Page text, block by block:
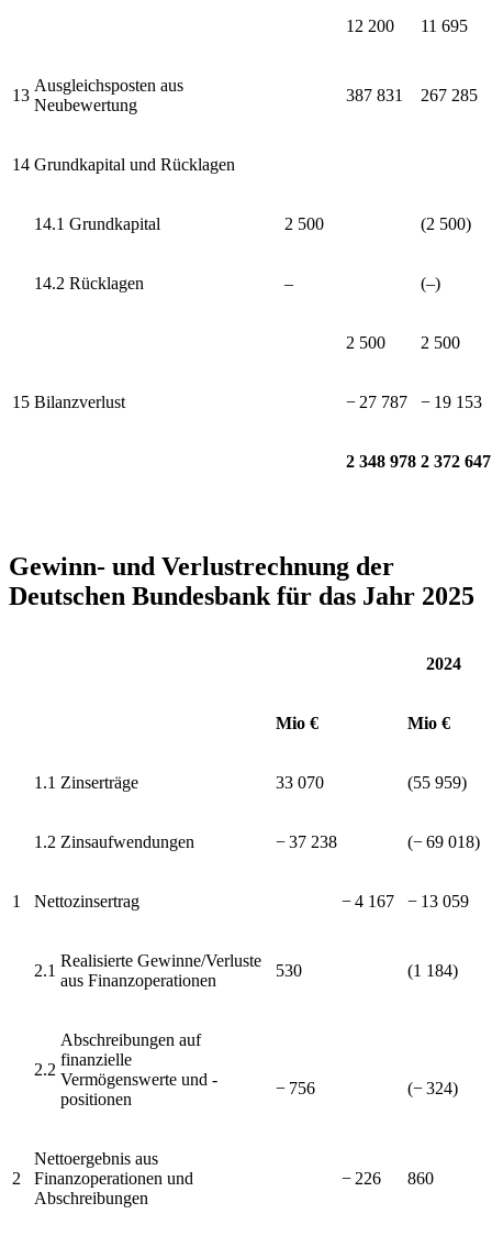
12 200 11 695
13
Ausgleichsposten aus
Neubewertung
387 831 267 285
14 Grundkapital und Rücklagen
14.1 Grundkapital 2 500 (2 500)
14.2 Rücklagen – (–)
2 500 2 500
15 Bilanzverlust −⁠ 27 787 −⁠ 19 153
2 348 978 2 372 647
Gewinn- und Verlustrechnung der
Deutschen Bundesbankfür das Jahr 2025
2024
Mio € Mio €
1.1 Zinserträge 33 070 (55 959)
1.2 Zinsaufwendungen −⁠ 37 238 (−⁠ 69 018)
1 Nettozinsertrag −⁠ 4 167 −⁠ 13 059
2.1
Realisierte Gewinne/Verluste
aus Finanzoperationen
530 (1 184)
2.2
Abschreibungen auf
finanzielle
Vermögenswerte und -
positionen
−⁠ 756 (−⁠ 324)
2
Nettoergebnis aus
Finanzoperationen und
Abschreibungen
−⁠ 226 860